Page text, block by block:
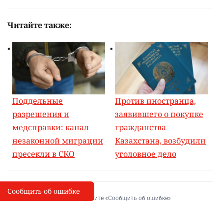
Читайте также:
Поддельные
разрешения и
медсправки: канал
незаконной миграции
пресекли в СКО
Против иностранца,
заявившего о покупке
гражданства
Казахстана, возбудили
уголовное дело
I
Сообщить об опечатке
Выделите фрагмент и нажмите «Сообщить об ошибке»
Сообщить об ошибке